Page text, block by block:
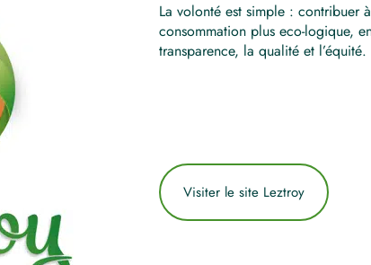
La volonté est simple : contribuer
consommation plus eco-logique,
transparence, la qualité et l’équité.
Visiter le site Leztroy